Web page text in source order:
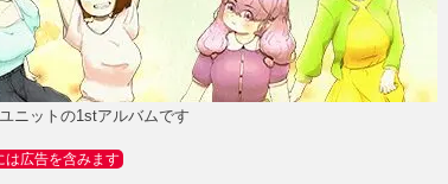
ニットの1stアルバムです
は広告を含みます